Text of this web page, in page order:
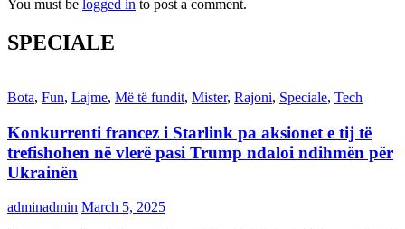
You must be logged in to post a comment.
SPECIALE
Bota, Fun, Lajme, Më të fundit, Mister, Rajoni, Speciale, Tech
Konkurrenti francez i Starlink pa aksionet e tij të
trefishohen në vlerë pasi Trump ndaloi ndihmën për
Ukrainën
adminadmin March 5, 2025